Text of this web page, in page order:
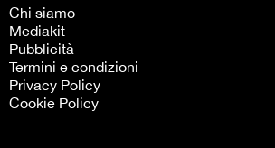
Chi siamo
Mediakit
Pubblicità
Termini e condizioni
Privacy Policy
Cookie Policy